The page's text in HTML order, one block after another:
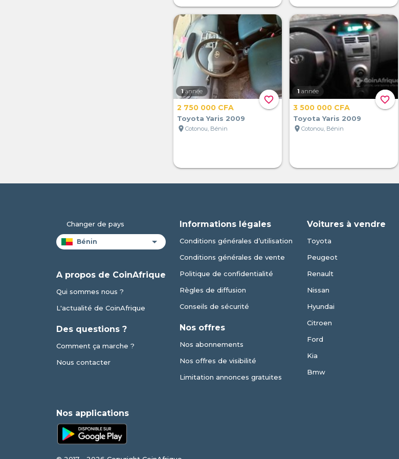
favorite_border
1 année
2 750 000 CFA
Toyota Yaris 2009
location_on Cotonou, Bénin
favorite_border
1 année
3 500 000 CFA
Toyota Yaris 2009
location_on Cotonou, Bénin
Changer de pays
A propos de CoinAfrique
Qui sommes nous ?
L'actualité de CoinAfrique
Des questions ?
Comment ça marche ?
Nous contacter
Informations légales
Conditions générales d’utilisation
Conditions générales de vente
Politique de confidentialité
Règles de diffusion
Conseils de sécurité
Nos offres
Nos abonnements
Nos offres de visibilité
Limitation annonces gratuites
Voitures à vendre
Toyota
Peugeot
Renault
Nissan
Hyundai
Citroen
Ford
Kia
Bmw
Nos applications